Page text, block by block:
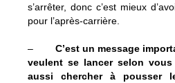
s’arrêter, donc c’est mieux
pour l’après-carrière.
– C’est un message
veulent se lancer selon
aussi chercher à pousser